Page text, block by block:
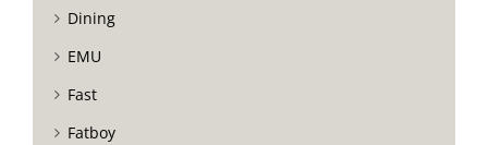
Dining
EMU
Fast
Fatboy